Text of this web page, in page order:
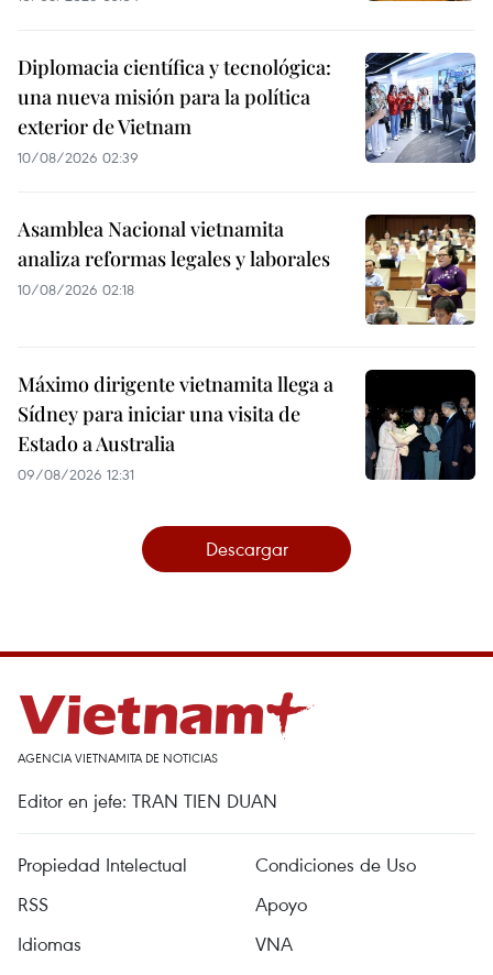
Diplomacia científica y tecnológica:
una nueva misión para la política
exterior de Vietnam
10/08/2026 02:39
Asamblea Nacional vietnamita
analiza reformas legales y laborales
10/08/2026 02:18
Máximo dirigente vietnamita llega a
Sídney para iniciar una visita de
Estado a Australia
09/08/2026 12:31
Descargar
AGENCIA VIETNAMITA DE NOTICIAS
Editor en jefe: TRAN TIEN DUAN
Propiedad Intelectual
Condiciones de Uso
RSS
Apoyo
Idiomas
VNA